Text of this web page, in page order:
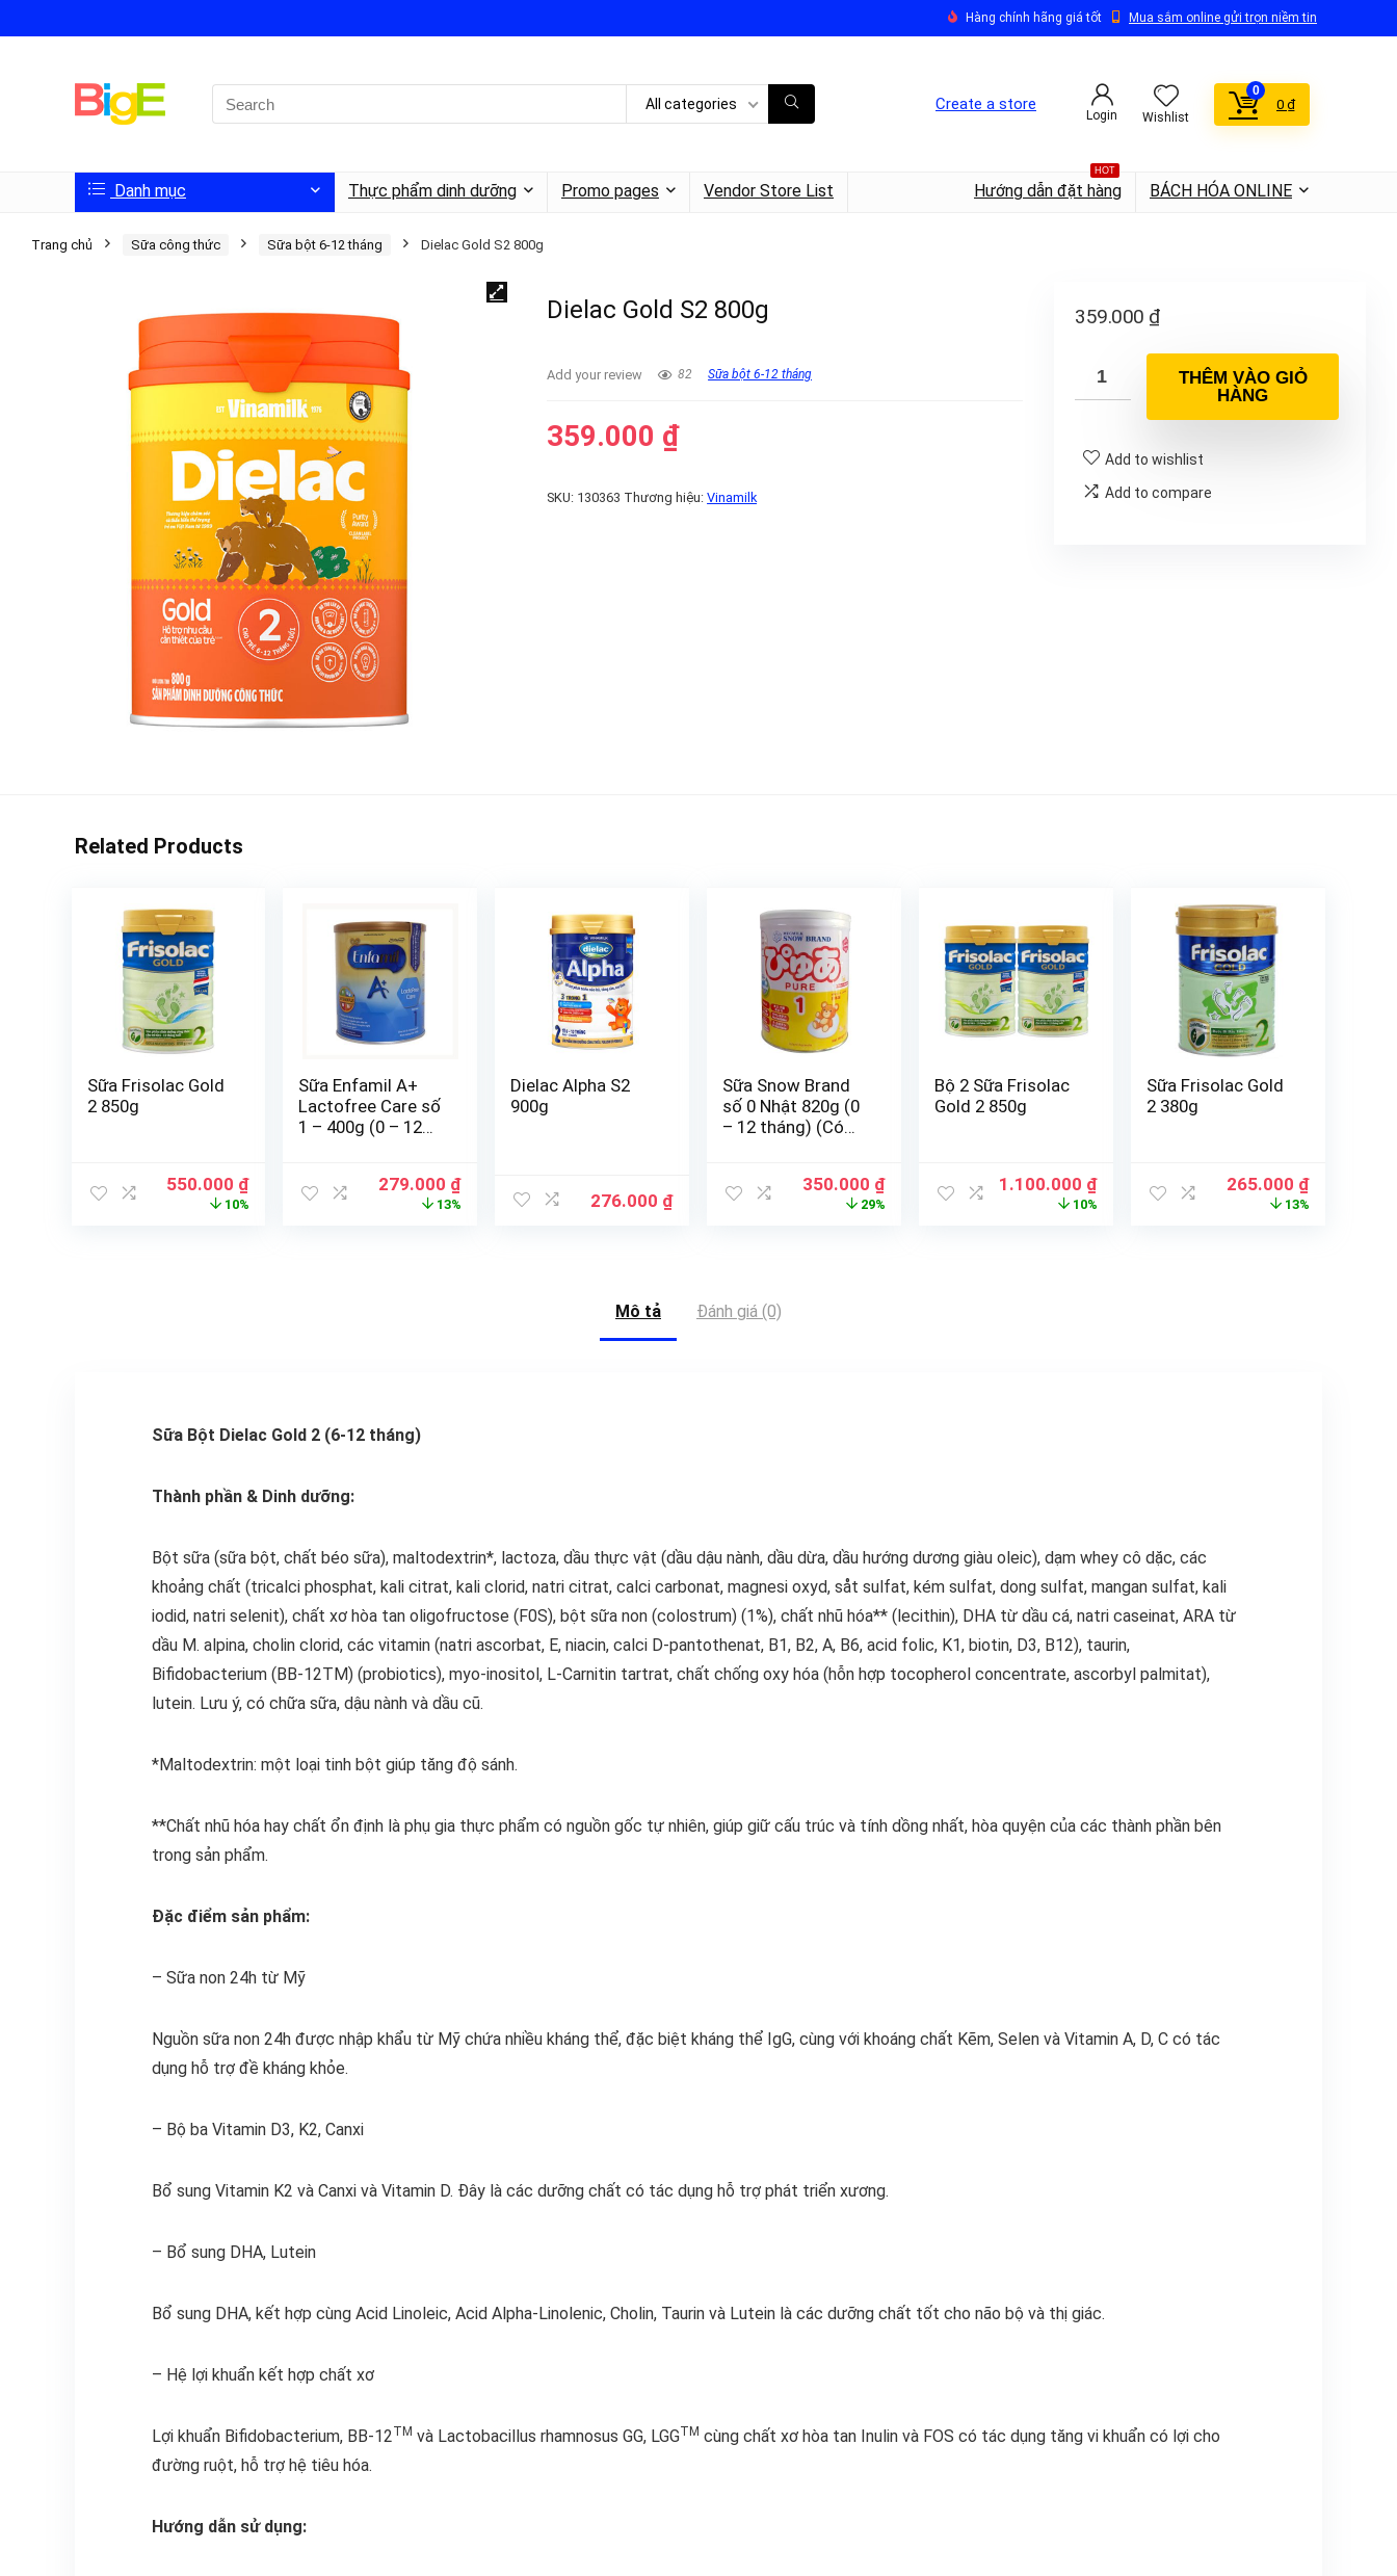
Hàng chính hãng giá tốt Mua sắm online gửi trọn niềm tin
All categories Create a store
Login Wishlist
0
0 ₫
Danh mục Thực phẩm dinh dưỡng Promo pages Vendor Store List
HOT
Hướng dẫn đặt hàng BÁCH HÓA ONLINE
Trang chủ Sữa công thức Sữa bột 6-12 tháng Dielac Gold S2 800g
Dielac Gold S2 800g
Add your review 82 Sữa bột 6-12 tháng
359.000 ₫
SKU: 130363 Thương hiệu:Vinamilk
359.000 ₫
THÊM VÀO GIỎ
HÀNG
Add to wishlist
Add to compare
Related Products
Sữa Frisolac Gold
2 850g
550.000 ₫
10%
Sữa Enfamil A+
Lactofree Care số
1 – 400g (0 – 12
279.000 ₫
13%
Dielac Alpha S2
900g
276.000 ₫
Sữa Snow Brand
số 0 Nhật 820g (0
– 12 tháng) (Có
350.000 ₫
29%
Bộ 2 Sữa Frisolac
Gold 2 850g
1.100.000 ₫
10%
Sữa Frisolac Gold
2 380g
265.000 ₫
13%
Mô tả Đánh giá (0)
Sữa Bột Dielac Gold 2 (6-12 tháng)
Thành phần & Dinh dưỡng:
Bột sữa (sữa bột, chất béo sữa), maltodextrin*, lactoza, dầu thực vật (dầu dậu nành, dầu dừa, dầu hướng dương giàu oleic), dạm whey cô dặc, các
khoảng chất (tricalci phosphat, kali citrat, kali clorid, natri citrat, calci carbonat, magnesi oxyd, såt sulfat, kém sulfat, dong sulfat, mangan sulfat, kali
iodid, natri selenit), chất xơ hòa tan oligofructose (F0S), bột sữa non (colostrum) (1%), chất nhũ hóa** (lecithin), DHA từ dầu cá, natri caseinat, ARA từ
dầu M. alpina, cholin clorid, các vitamin (natri ascorbat, E, niacin, calci D-pantothenat, B1, B2, A, B6, acid folic, K1, biotin, D3, B12), taurin,
Bifidobacterium (BB-12TM) (probiotics), myo-inositol, L-Carnitin tartrat, chất chống oxy hóa (hỗn hợp tocopherol concentrate, ascorbyl palmitat),
lutein. Lưu ý, có chữa sữa, dậu nành và dầu cũ.
*Maltodextrin: một loại tinh bột giúp tăng độ sánh.
**Chất nhũ hóa hay chất ổn định là phụ gia thực phẩm có nguồn gốc tự nhiên, giúp giữ cấu trúc và tính dồng nhất, hòa quyện của các thành phần bên
trong sản phẩm.
Đặc điểm sản phẩm:
– Sữa non 24h từ Mỹ
Nguồn sữa non 24h được nhập khẩu từ Mỹ chứa nhiều kháng thể, đặc biệt kháng thể IgG, cùng với khoáng chất Kẽm, Selen và Vitamin A, D, C có tác
dụng hỗ trợ đề kháng khỏe.
– Bộ ba Vitamin D3, K2, Canxi
Bổ sung Vitamin K2 và Canxi và Vitamin D. Đây là các dưỡng chất có tác dụng hỗ trợ phát triển xương.
– Bổ sung DHA, Lutein
Bổ sung DHA, kết hợp cùng Acid Linoleic, Acid Alpha-Linolenic, Cholin, Taurin và Lutein là các dưỡng chất tốt cho não bộ và thị giác.
– Hệ lợi khuẩn kết hợp chất xơ
Lợi khuẩn Bifidobacterium, BB-12TM và Lactobacillus rhamnosus GG, LGGTM cùng chất xơ hòa tan Inulin và FOS có tác dụng tăng vi khuẩn có lợi cho
đường ruột, hỗ trợ hệ tiêu hóa.
Hướng dẫn sử dụng: